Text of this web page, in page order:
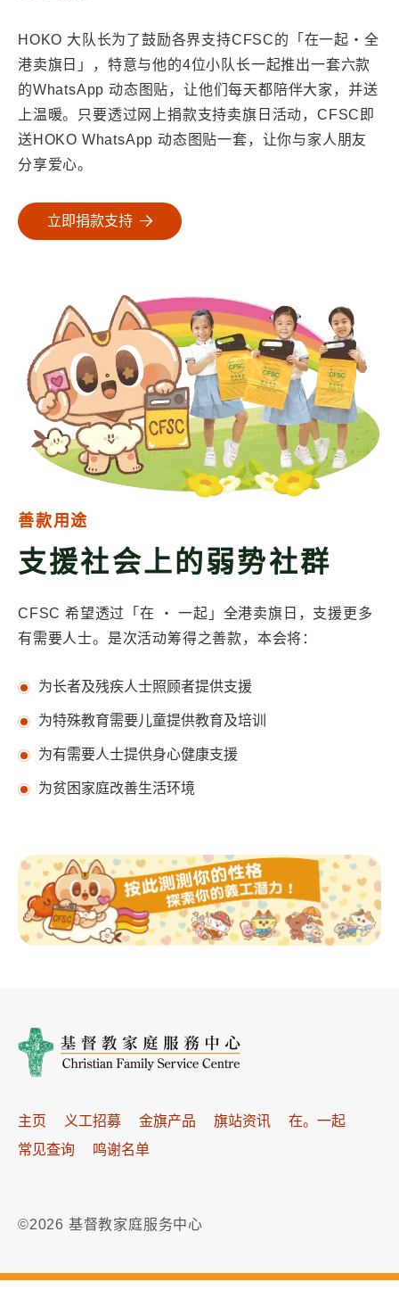
HOKO 大队长为了鼓励各界支持CFSC的「在一起・全
港卖旗日」，特意与他的4位小队长一起推出一套六款
的WhatsApp 动态图贴，让他们每天都陪伴大家，并送
上温暖。只要透过网上捐款支持卖旗日活动，CFSC即
送HOKO WhatsApp 动态图贴一套，让你与家人朋友
分享爱心。
立即捐款支持
善款用途
支援社会上的弱势社群
CFSC 希望透过「在 ・ 一起」全港卖旗日，支援更多
有需要人士。是次活动筹得之善款，本会将：
为长者及残疾人士照顾者提供支援
为特殊教育需要儿童提供教育及培训
为有需要人士提供身心健康支援
为贫困家庭改善生活环境
主页 义工招募 金旗产品 旗站资讯
在。一起
常见查询
鸣谢名单
©2026 基督教家庭服务中心